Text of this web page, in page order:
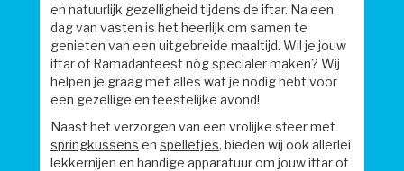
en natuurlijk gezelligheid tijdens de iftar. Na een
dag van vasten is het heerlijk om samen te
genieten van een uitgebreide maaltijd. Wil je jouw
iftar of Ramadanfeest nóg specialer maken? Wij
helpen je graag met alles wat je nodig hebt voor
een gezellige en feestelijke avond!
Naast het verzorgen van een vrolijke sfeer met
springkussens en spelletjes, bieden wij ook allerlei
lekkernijen en handige apparatuur om jouw iftar of